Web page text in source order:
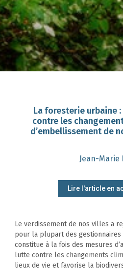
La foresterie urbaine
contre les
d’embellissement de
Jean-Marie
Lire l'article en
Le verdissement de nos villes a
pour la plupart des
constitue à la fois des mesures
lutte contre les changements
lieux de vie et favorise la